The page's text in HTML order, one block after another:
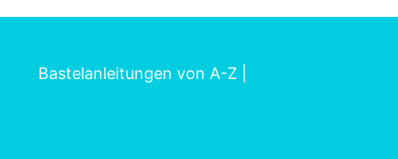
Bastelanleitungen von A-Z